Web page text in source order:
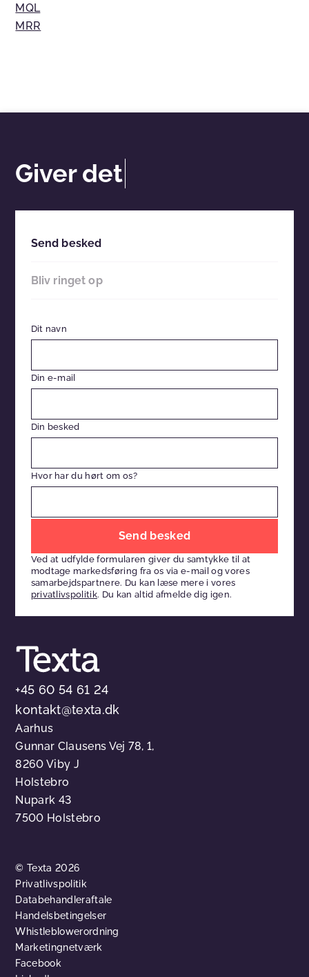
MQL
MRR
Giver det
Send besked
Bliv ringet op
Dit navn
Din e-mail
Din besked
Hvor har du hørt om os?
dette
felt
tomt
Ved at udfylde formularen giver du samtykke til at
modtage markedsføring fra os via e-mail og vores
samarbejdspartnere. Du kan læse mere i vores
privatlivspolitik. Du kan altid afmelde dig igen.
+45 60 54 61 24
kontakt@texta.dk
Aarhus
Gunnar Clausens Vej 78, 1,
8260 Viby J
Holstebro
Nupark 43
7500 Holstebro
© Texta 2026
Privatlivspolitik
Databehandleraftale
Handelsbetingelser
Whistleblowerordning
Marketingnetværk
Facebook